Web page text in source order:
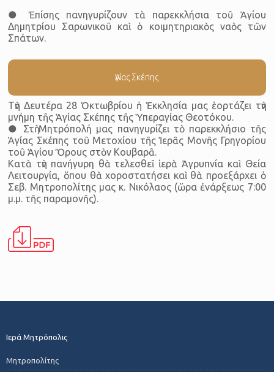
● Ἐπίσης πανηγυρίζουν τὰ παρεκκλήσια τοῦ Ἁγίου
Δημητρίου Σαρωνικοῦ καὶ ὁ κοιμητηριακὸς ναὸς τῶν
Σπάτων.
Ἁγίας Σκέπης
Τὴν Δευτέρα 28 Ὀκτωβρίου ἡ Ἐκκλησία μας ἑορτάζει τὴν
μνήμη τῆς Ἁγίας Σκέπης τῆς Ὑπεραγίας Θεοτόκου.
● Στὴ Μητρόπολή μας πανηγυρίζει τὸ παρεκκλήσιο τῆς
Ἁγίας Σκέπης τοῦ Μετοχίου τῆς Ἱερᾶς Μονῆς Γρηγορίου
τοῦ Ἁγίου Ὄρους στὸν Κουβαρᾶ.
Κατὰ τὴν πανήγυρη θὰ τελεσθεῖ ἱερὰ Ἀγρυπνία καὶ Θεία
Λειτουργία, ὅπου θὰ χοροστατήσει καὶ θὰ προεξάρχει ὁ
Σεβ. Μητροπολίτης μας κ. Νικόλαος (ὥρα ἐνάρξεως 7:00
μ.μ. τῆς παραμονῆς).
Ιερά Μητρόπολις
Μητροπολίτης